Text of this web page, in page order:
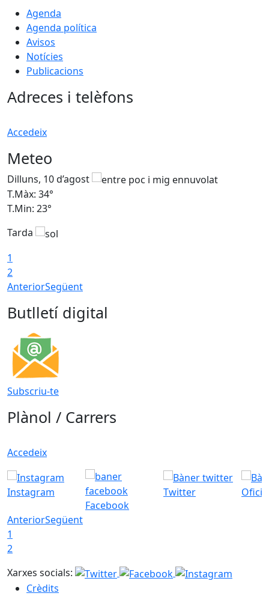
Agenda
Agenda política
Avisos
Notícies
Publicacions
Adreces i telèfons
Accedeix
Meteo
Dilluns, 10 d’agost
T.Màx: 34°
T.Min: 23°
Tarda
1
2
AnteriorSegüent
Butlletí digital
Subscriu-te
Plànol / Carrers
Accedeix
Instagram
Facebook
Twitter
AnteriorSegüent
1
2
Xarxes socials:
Crèdits